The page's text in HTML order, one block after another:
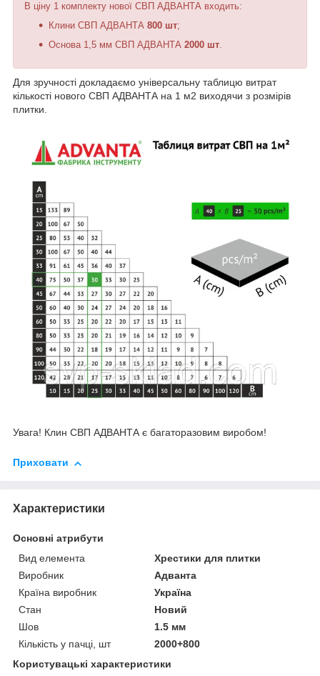
В ціну 1 комплекту нової СВП АДВАНТА входить:
Клини СВП АДВАНТА 800 шт;
Основа 1,5 мм СВП АДВАНТА 2000 шт.
Для зручності докладаємо універсальну таблицю витрат
кількості нового СВП АДВАНТА на 1 м2 виходячи з розмірів
плитки.
Увага! Клин СВП АДВАНТА є багаторазовим виробом!
Приховати
Характеристики
Основні атрибути
Вид елемента
Хрестики для плитки
Виробник
Адванта
Країна виробник
Україна
Стан
Новий
Шов
1.5 мм
Кількість у пачці, шт
2000+800
Користувацькі характеристики